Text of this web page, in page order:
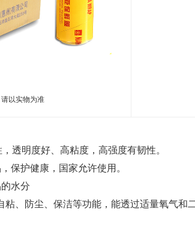
以实物为准
透明度好、高粘度，高强度有韧性。
保护健康，国家允许使用。
水分
粘、防尘、保洁等功能，能透过适量氧气